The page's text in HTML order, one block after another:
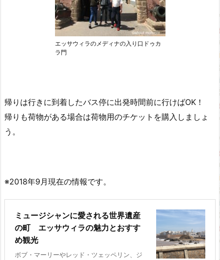
エッサウィラのメディナの入り口ドゥカ
ラ門
帰りは行きに到着したバス停に出発時間前に行けばOK！
帰りも荷物がある場合は荷物用のチケットを購入しましょ
う。
※2018年9月現在の情報です。
ミュージシャンに愛される世界遺産
の町 エッサウィラの魅力とおすす
め観光
ボブ・マーリーやレッド・ツェッペリン、ジ